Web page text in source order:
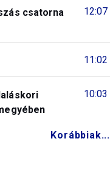
12:07
csatorna
11:02
10:03
Korábbiak...